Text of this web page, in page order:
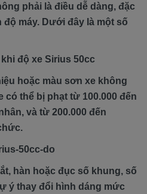
phải là điều dễ dàng, đặc
độ máy. Dưới đây là một số
độ xe Sirius 50cc
hoặc màu sơn xe không
có thể bị phạt từ 100.000 đến
và từ 200.000 đến
hàn hoặc đục số khung, số
ý thay đổi hình dáng mức